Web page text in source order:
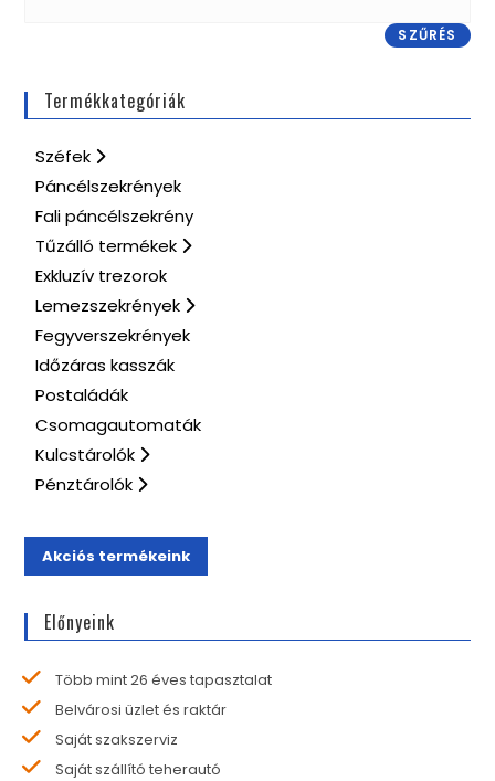
SZŰRÉS
Termékkategóriák
Széfek
Páncélszekrények
Fali páncélszekrény
Tűzálló termékek
Exkluzív trezorok
Lemezszekrények
Fegyverszekrények
Időzáras kasszák
Postaládák
Csomagautomaták
Kulcstárolók
Pénztárolók
Akciós termékeink
Előnyeink
Több mint 26 éves tapasztalat
Belvárosi üzlet és raktár
Saját szakszerviz
Saját szállító teherautó